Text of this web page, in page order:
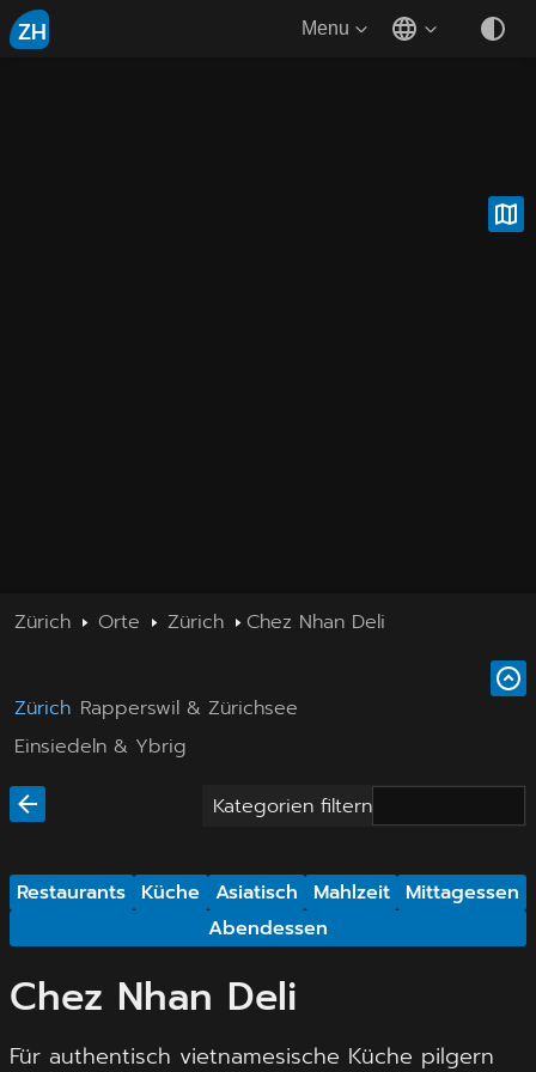
ZH Menu
Zürich Orte Zürich Chez Nhan Deli
Zürich Rapperswil & Zürichsee
Einsiedeln & Ybrig
Kategorien filtern
Restaurants Küche Asiatisch Mahlzeit Mittagessen
Abendessen
Chez Nhan Deli
Für authentisch vietnamesische Küche pilgern